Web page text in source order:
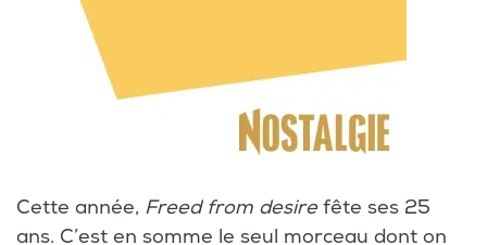
Cette année, Freed from desirefête ses 25
ans. C’est en somme le seul morceau dont on